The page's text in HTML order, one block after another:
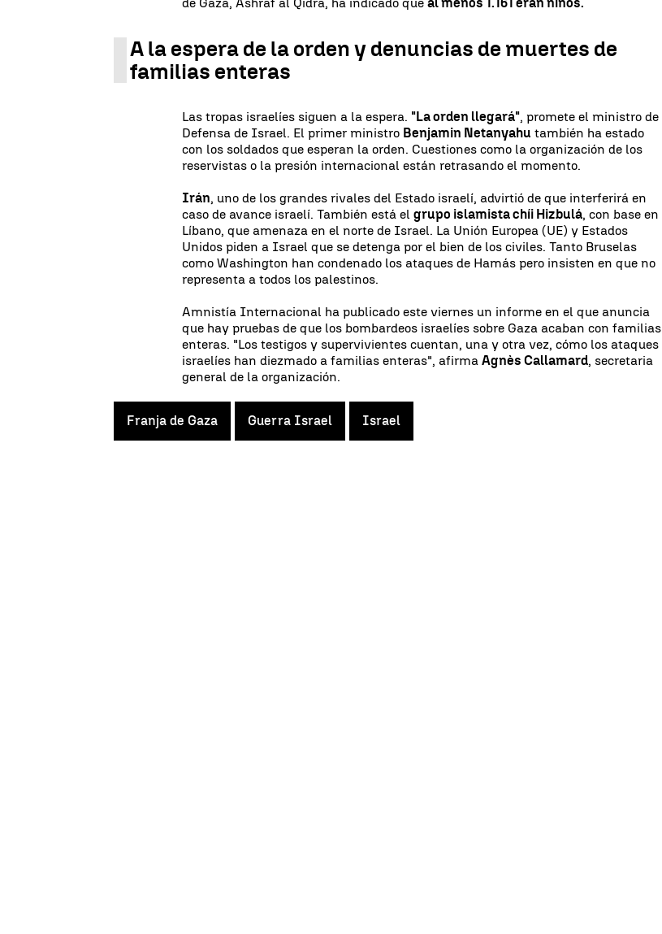
A la espera de la orden y denuncias de muertes de
familias enteras
Las tropas israelíes siguen a la espera. "La orden llegará", promete el ministro de
Defensa de Israel. El primer ministro Benjamin Netanyahu también ha estado
con los soldados que esperan la orden. Cuestiones como la organización de los
reservistas o la presión internacional están retrasando el momento.
Irán, uno de los grandes rivales del Estado israelí, advirtió de que interferirá en
caso de avance israelí. También está elgrupo islamista chíi Hizbulá, con base en
Líbano, que amenaza en el norte de Israel. La Unión Europea (UE) y Estados
Unidos piden a Israel que se detenga por el bien de los civiles. Tanto Bruselas
como Washington han condenado los ataques de Hamás pero insisten en que no
representa a todos los palestinos.
Amnistía Internacional ha publicado este viernes un informe en el que anuncia
que hay pruebas de que los bombardeos israelíes sobre Gaza acaban con familias
enteras. "Los testigos y supervivientes cuentan, una y otra vez, cómo los ataques
israelíes han diezmado a familias enteras", afirmaAgnès Callamard, secretaria
general de la organización.
Franja de Gaza Guerra Israel Israel